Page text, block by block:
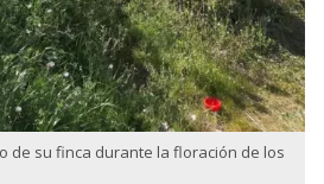
de su finca durante la floración de los